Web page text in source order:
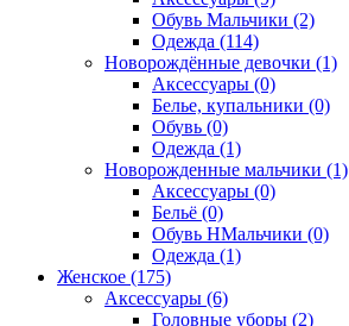
Обувь Мальчики (2)
Одежда (114)
Новорождённые девочки (1)
Аксессуары (0)
Белье, купальники (0)
Обувь (0)
Одежда (1)
Новорожденные мальчики (1)
Аксессуары (0)
Бельё (0)
Обувь НМальчики (0)
Одежда (1)
Женское (175)
Аксессуары (6)
Головные уборы (2)